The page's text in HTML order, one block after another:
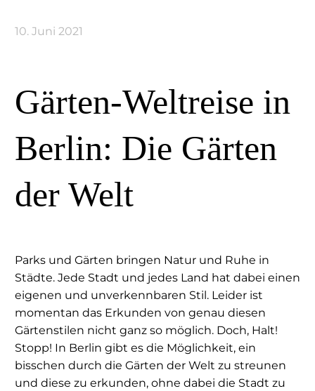
10. Juni 2021
Gärten-Weltreise in
Berlin: Die Gärten
der Welt
Parks und Gärten bringen Natur und Ruhe in
Städte. Jede Stadt und jedes Land hat dabei einen
eigenen und unverkennbaren Stil. Leider ist
momentan das Erkunden von genau diesen
Gärtenstilen nicht ganz so möglich. Doch, Halt!
Stopp! In Berlin gibt es die Möglichkeit, ein
bisschen durch die Gärten der Welt zu streunen
und diese zu erkunden, ohne dabei die Stadt zu